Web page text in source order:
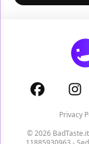
Privacy
© 2026